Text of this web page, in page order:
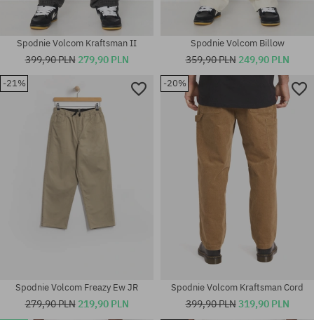
30X32; 31X32; 32X32; 32X34;
33X32; 33X34; 34X32; 34X34;
Dostępne rozmiary:
30; 31
Spodnie Volcom Kraftsman II
399,90 PLN 279,90 PLN
Spodnie Volcom Billow
359,90 PLN 249,90 PLN
-21%
Spodnie Volcom Freazy Ew JR
279,90 PLN 219,90 PLN
-20%
Spodnie Volcom Kraftsman Cord
399,90 PLN319,90 PLN